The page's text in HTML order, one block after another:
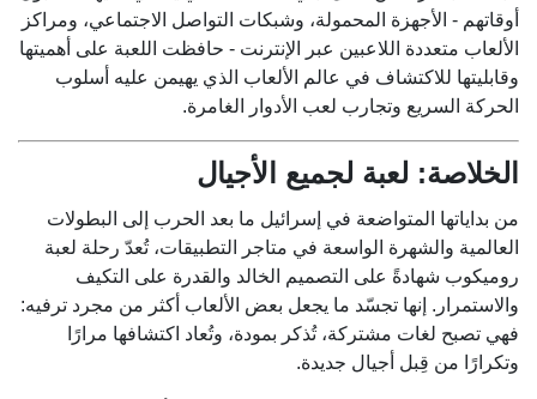
أوقاتهم - الأجهزة المحمولة، وشبكات التواصل الاجتماعي، ومراكز
الألعاب متعددة اللاعبين عبر الإنترنت - حافظت اللعبة على أهميتها
وقابليتها للاكتشاف في عالم الألعاب الذي يهيمن عليه أسلوب
الحركة السريع وتجارب لعب الأدوار الغامرة.
الخلاصة: لعبة لجميع الأجيال
من بداياتها المتواضعة في إسرائيل ما بعد الحرب إلى البطولات
العالمية والشهرة الواسعة في متاجر التطبيقات، تُعدّ رحلة لعبة
روميكوب شهادةً على التصميم الخالد والقدرة على التكيف
والاستمرار. إنها تجسّد ما يجعل بعض الألعاب أكثر من مجرد ترفيه:
فهي تصبح لغات مشتركة، تُذكر بمودة، وتُعاد اكتشافها مرارًا
وتكرارًا من قِبل أجيال جديدة.